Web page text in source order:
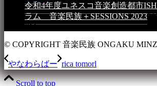
令和4年度ユネスコ音楽創造都市
ラム 音楽民族＋SESSIONS 2023
PM
© COPYRIGHT 音楽民族 ONGAKU
やなわらばー rica tomorl
Scroll to top